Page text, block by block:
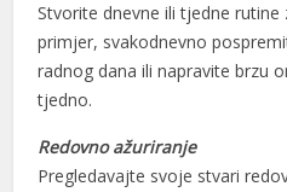
Stvorite dnevne ili tjedne rutine
primjer, svakodnevno
radnog dana ili napravite brzu
tjedno.
Redovno ažuriranje
Pregledavajte svoje stvari